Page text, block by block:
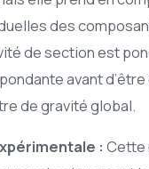
des
de section est
avant
de gravité global.
: Cette